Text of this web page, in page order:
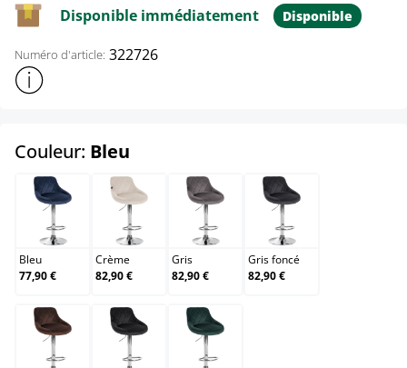
Disponible immédiatement Disponible
Numéro d'article: 322726
Afficher plus d'informations sur le produit
Couleur: Bleu
Bleu
Bleu
77,90 €
Crème
Crème
82,90 €
Gris
Gris
82,90 €
Gris foncé
Gris foncé
82,90 €
Marron Noir Vert foncé